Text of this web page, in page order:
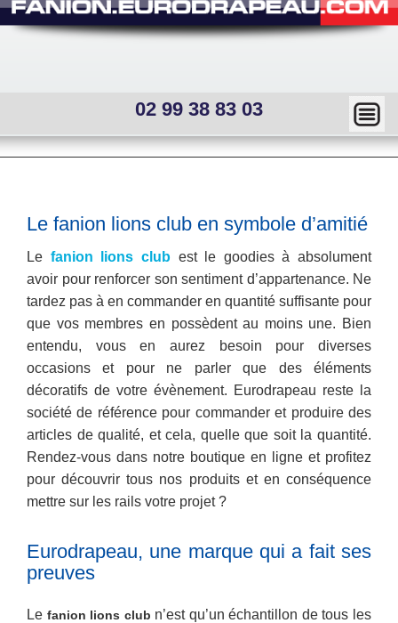
02 99 38 83 03
Ma
squ
—
me
nu
Sous
interne
Le fanion lions club en symbole d’amitié
Le fanion lions clubest le goodies à absolument
avoir pour renforcer son sentiment d’appartenance. Ne
tardez pas à en commander en quantité suffisante pour
que vos membres en possèdent au moins une. Bien
entendu, vous en aurez besoin pour diverses
occasions et pour ne parler que des éléments
décoratifs de votre évènement. Eurodrapeau reste la
société de référence pour commander et produire des
articles de qualité, et cela, quelle que soit la quantité.
Rendez-vous dans notre boutique en ligne et profitez
pour découvrir tous nos produits et en conséquence
mettre sur les rails votre projet ?
Eurodrapeau, une marque qui a fait ses
preuves
Le fanion lions club n’est qu’un échantillon de tous les